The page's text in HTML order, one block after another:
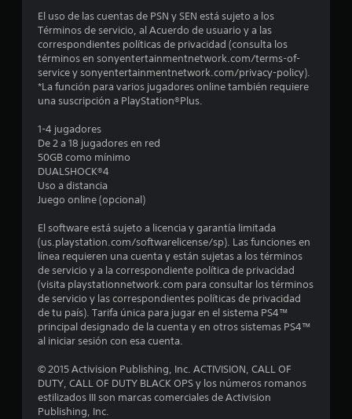
8
9
6
f
i
c
a
c
i
El uso de las cuentas de PSN y SEN está sujeto a los
Términos de servicio, al Acuerdo de usuario y a las
correspondientes políticas de privacidad (consulta los
términos en sonyentertainmentnetwork.com/terms-of-
service y sonyentertainmentnetwork.com/privacy-policy).
*La función para varios jugadores online también requiere
una suscripción a PlayStation®Plus.
1-4 jugadores
De 2 a 18 jugadores en red
50GB como mínimo
DUALSHOCK®4
Uso a distancia
Juego online (opcional)
El software está sujeto a licencia y garantía limitada
(us.playstation.com/softwarelicense/sp). Las funciones en
línea requieren una cuenta y están sujetas a los términos
de servicio y a la correspondiente política de privacidad
(visita playstationnetwork.com para consultar los términos
de servicio y las correspondientes políticas de privacidad
de tu país). Tarifa única para jugar en el sistema PS4™
principal designado de la cuenta y en otros sistemas PS4™
al iniciar sesión con esa cuenta.
© 2015 Activision Publishing, Inc. ACTIVISION, CALL OF
DUTY, CALL OF DUTY BLACK OPS y los números romanos
estilizados III son marcas comerciales de Activision
Publishing, Inc.